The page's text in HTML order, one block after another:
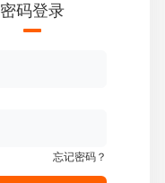
密码登录
忘记密码？